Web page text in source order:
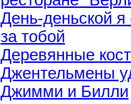
День-деньской я
за тобой
Деревянные
Джентельмены
Джимми и Билли